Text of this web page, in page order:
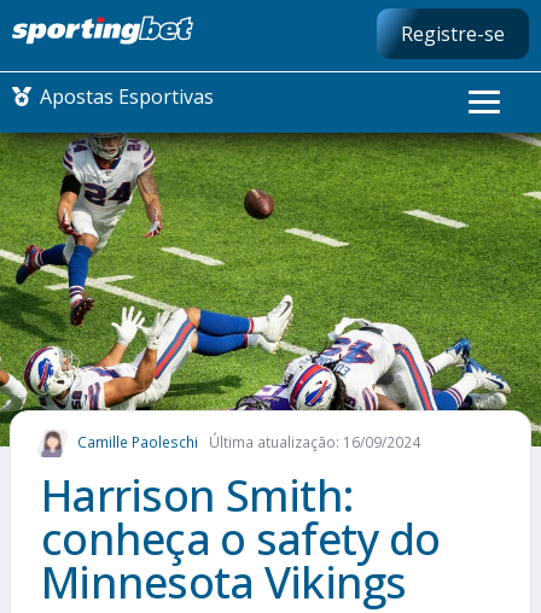
Registre-se
Apostas Esportivas
CONMEBOL LIBERTADORES
FUTEBOL NACIONAL
FUTEBOL INTERNACIONAL
COMO APOSTAR
MAIS ESPORTES
Camille Paoleschi Última atualização: 16/09/2024
Harrison Smith:
conheça o safety do
Minnesota Vikings